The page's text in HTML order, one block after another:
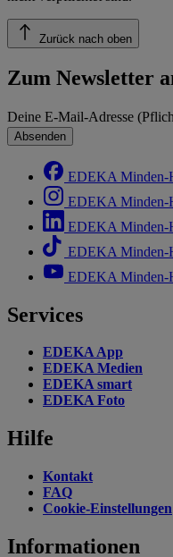
Zurück nach oben
Zum Newsletter
Deine E-Mail-Adresse
Absenden
EDEKA Minden-
EDEKA Minden-
EDEKA Minden-
EDEKA Minden-
EDEKA Minden-
Services
EDEKA App
EDEKA Medien
EDEKA smart
EDEKA Foto
Hilfe
Kontakt
FAQ
Cookie-Einstellungen
Informationen